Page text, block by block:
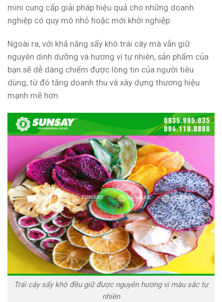
mini cung cấp giải pháp hiệu quả cho những doanh
nghiệp có quy mô nhỏ hoặc mới khởi nghiệp.
Ngoài ra, với khả năng sấy khô trái cây mà vẫn giữ
nguyên dinh dưỡng và hương vị tự nhiên, sản phẩm của
bạn sẽ dễ dàng chiếm được lòng tin của người tiêu
dùng, từ đó tăng doanh thu và xây dựng thương hiệu
mạnh mẽ hơn.
Trái cây sấy khô đều giữ được nguyên hương vị màu sắc tự
nhiên